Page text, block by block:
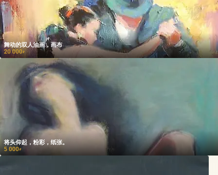
舞动的双人油画，画布
20 000₽
将头仰起，粉彩，纸张。
5 000₽